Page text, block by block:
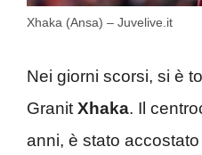
Xhaka (Ansa) – Juvelive.it
Nei giorni scorsi, si è
Granit Xhaka. Il
anni, è stato